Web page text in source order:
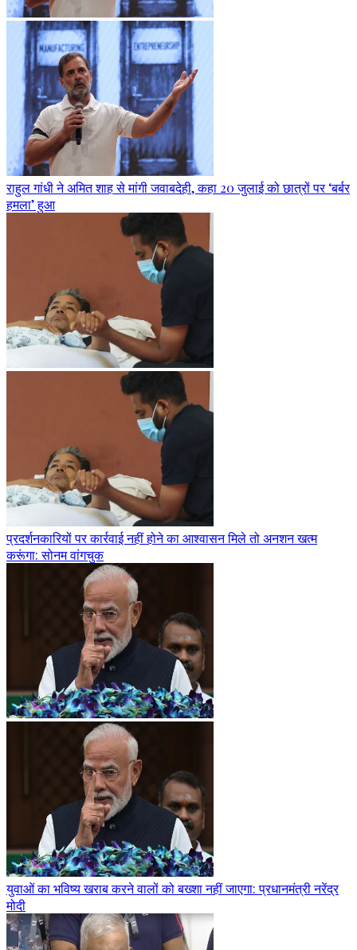
राहुल गांधी ने अमित शाह से मांगी जवाबदेही, कहा 20 जुलाई को छात्रों पर ‘बर्बर
हमला’ हुआ
प्रदर्शनकारियों पर कार्रवाई नहीं होने का आश्वासन मिले तो अनशन खत्म
करूंगा: सोनम वांगचुक
युवाओं का भविष्य खराब करने वालों को बख्शा नहीं जाएगा: प्रधानमंत्री नरेंद्र
मोदी